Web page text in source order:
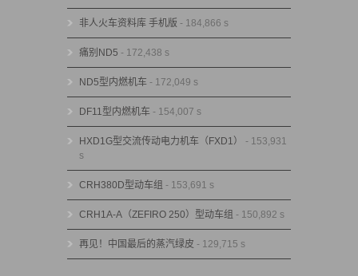
非人火车资料库 手机版 - 184,866 s
痛别ND5 - 172,438 s
ND5型内燃机车 - 172,049 s
DF11型内燃机车 - 154,007 s
HXD1G型交流传动电力机车（FXD1）
- 153,931
s
CRH380D型动车组 - 153,691 s
CRH1A-A（ZEFIRO 250）型动车组 - 150,892 s
再见！中国最后的蒸汽绿皮 - 129,715 s